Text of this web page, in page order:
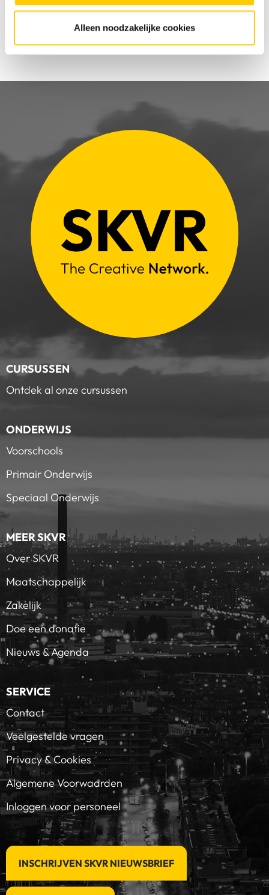
Alleen noodzakelijke cookies
CURSUSSEN
Ontdek al onze cursussen
ONDERWIJS
Voorschools
Primair Onderwijs
Speciaal Onderwijs
MEER SKVR
Over SKVR
Maatschappelijk
Zakelijk
Doe een donatie
Nieuws & Agenda
SERVICE
Contact
Veelgestelde vragen
Privacy & Cookies
Algemene Voorwaarden
Inloggen voor personeel
INSCHRIJVEN SKVR NIEUWSBRIEF